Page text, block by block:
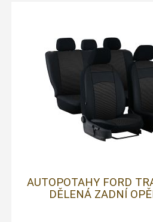
AUTOPOTAHY FORD
DĚLENÁ ZADNÍ